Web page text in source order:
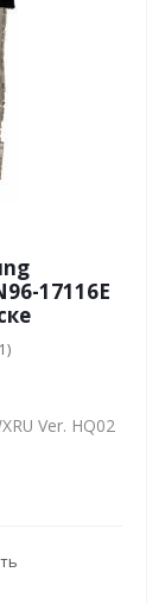
17116E
Ver. HQ02